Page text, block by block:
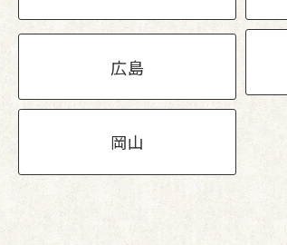
広島
岡山